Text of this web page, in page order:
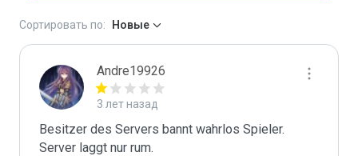
Сортировать по: Новые
Andre19926
3 лет назад
Besitzer des Servers bannt wahrlos Spieler.
Server laggt nur rum.